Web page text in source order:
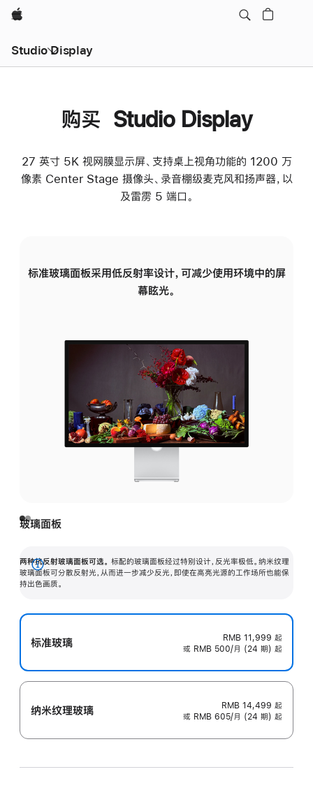
Apple
Studio Display
购买 Studio Display
27 英寸 5K 视网膜显示屏、支持桌上视角功能的 1200 万
像素 Center Stage 摄像头、录音棚级麦克风和扬声器，以
及雷雳 5 端口。
标准玻璃面板采用低反射率设计，可减少使用环境中的屏
幕眩光。
玻璃面板
两种抗反射玻璃面板可选。 标配的玻璃面板经过特别设计，反光率极低。纳米纹理
玻璃面板可分散反射光，从而进一步减少反光，即使在高亮光源的工作场所也能保
持出色画质。
展
开
标准玻璃 RMB 11,999 起
或 RMB 500/月 (24 期) 起
纳米纹理玻璃 RMB 14,499 起
或 RMB 605/月 (24 期) 起